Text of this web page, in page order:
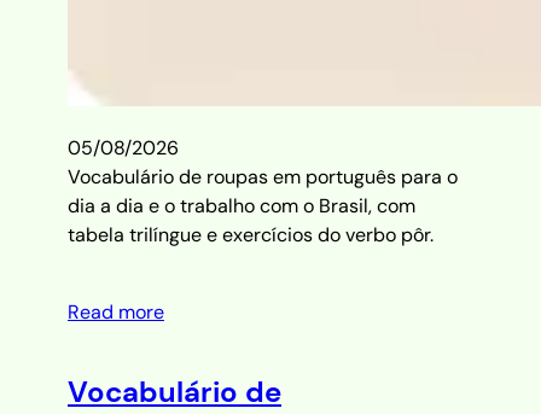
05/08/2026
Vocabulário de roupas em português para o
dia a dia e o trabalho com o Brasil, com
tabela trilíngue e exercícios do verbo pôr.
Read more
Vocabulário de